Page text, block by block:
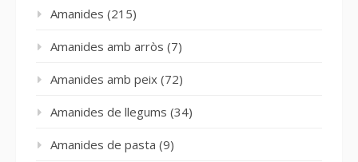
Amanides (215)
Amanides amb arròs (7)
Amanides amb peix (72)
Amanides de llegums (34)
Amanides de pasta (9)